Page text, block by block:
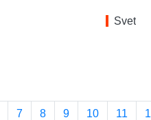
Svet
7 8 9 10 11